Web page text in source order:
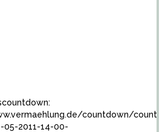
countdown/
05-2011-14-00-